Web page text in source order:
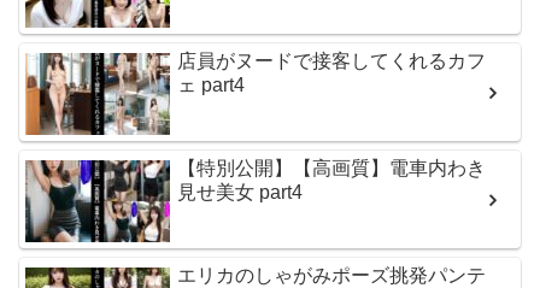
店員がヌードで接客してくれるカフ
ェ part4
【特別公開】【高画質】電車内わき
見せ美女 part4
エリカのしゃがみポーズ挑発パンテ